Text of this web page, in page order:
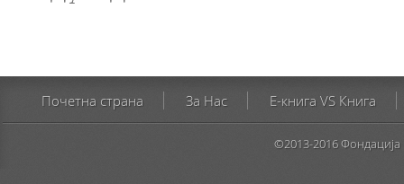
Почетна страна За Нас E-книга VS Книга
©2013-2016